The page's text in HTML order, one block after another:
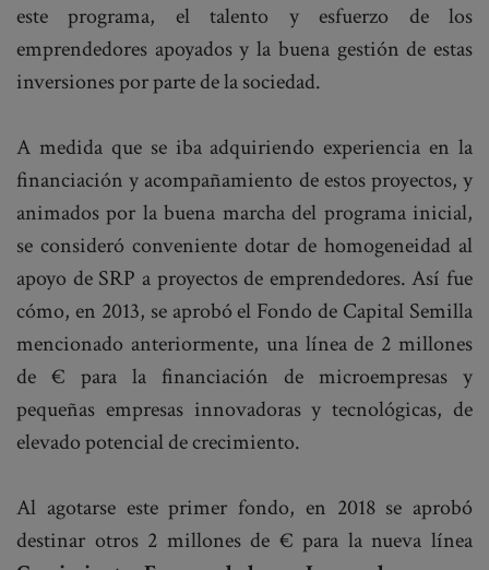
este programa, el talento y esfuerzo de los
emprendedores apoyados y la buena gestión de estas
inversiones por parte de la sociedad.
A medida que se iba adquiriendo experiencia en la
financiación y acompañamiento de estos proyectos, y
animados por la buena marcha del programa inicial,
se consideró conveniente dotar de homogeneidad al
apoyo de SRP a proyectos de emprendedores. Así fue
cómo, en 2013, se aprobó el Fondo de Capital Semilla
mencionado anteriormente, una línea de 2 millones
de € para la financiación de microempresas y
pequeñas empresas innovadoras y tecnológicas, de
elevado potencial de crecimiento.
Al agotarse este primer fondo, en 2018 se aprobó
destinar otros 2 millones de € para la nueva línea